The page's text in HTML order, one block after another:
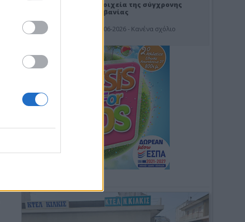
Στοιχεία της σύγχρονης
Αλβανίας
19-06-2026 - Κανένα σχόλιο